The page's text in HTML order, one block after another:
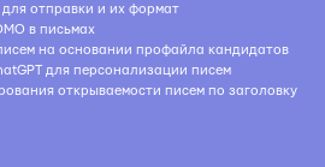
для отправки и их формат
в письмах
на основании профайла кандидатов
для персонализации писем
открываемости писем по заголовку